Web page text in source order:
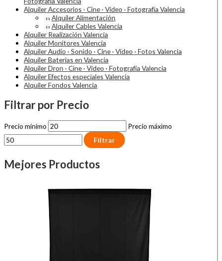
Alquiler Accesorios · Cine · Vídeo · Fotografía Valencia
Alquiler Alimentación
Alquiler Cables Valencia
Alquiler Realización Valencia
Alquiler Monitores Valencia
Alquiler Audio · Sonido · Cine · Vídeo · Fotos Valencia
Alquiler Baterías en Valencia
Alquiler Dron · Cine · Vídeo · Fotografía Valencia
Alquiler Efectos especiales Valencia
Alquiler Fondos Valencia
Filtrar por Precio
Precio mínimo
Precio máximo
Filtrar
Mejores Productos